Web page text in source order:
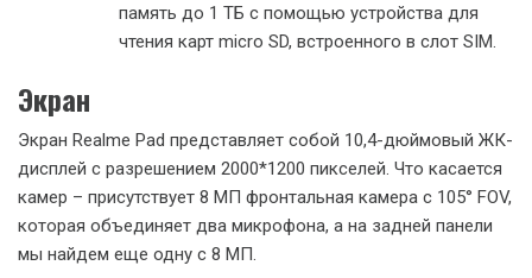
память до 1 ТБ с помощью устройства для
чтения карт micro SD, встроенного в слот SIM.
Экран
Экран Realme Pad представляет собой 10,4-дюймовый ЖК-
дисплей с разрешением 2000*1200 пикселей. Что касается
камер – присутствует 8 МП фронтальная камера с 105° FOV,
которая объединяет два микрофона, а на задней панели
мы найдем еще одну с 8 МП.